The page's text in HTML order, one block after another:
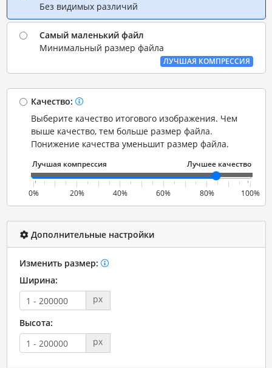
Без видимых различий
Самый маленький файл
Минимальный размер файла
ЛУЧШАЯ КОМПРЕССИЯ
Качество:
Выберите качество итогового изображения. Чем
выше качество, тем больше размер файла.
Понижение качества уменьшит размер файла.
0% 20% 40% 60% 80% 100%
Дополнительные настройки
Изменить размер:
Ширина:
px
Высота:
px